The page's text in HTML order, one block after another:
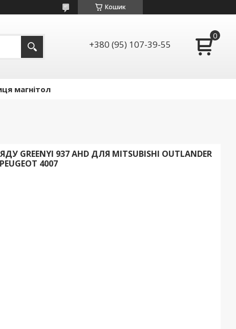
Кошик
+380 (95) 107-39-55
магнітол
GREENYI 937 AHD ДЛЯ MITSUBISHI OUTLANDER
4007